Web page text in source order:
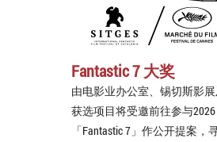
Fantastic 7 大奖
由电影业办公室、锡切斯影
获选项目将受邀前往参与
「Fantastic 7」作公开提案